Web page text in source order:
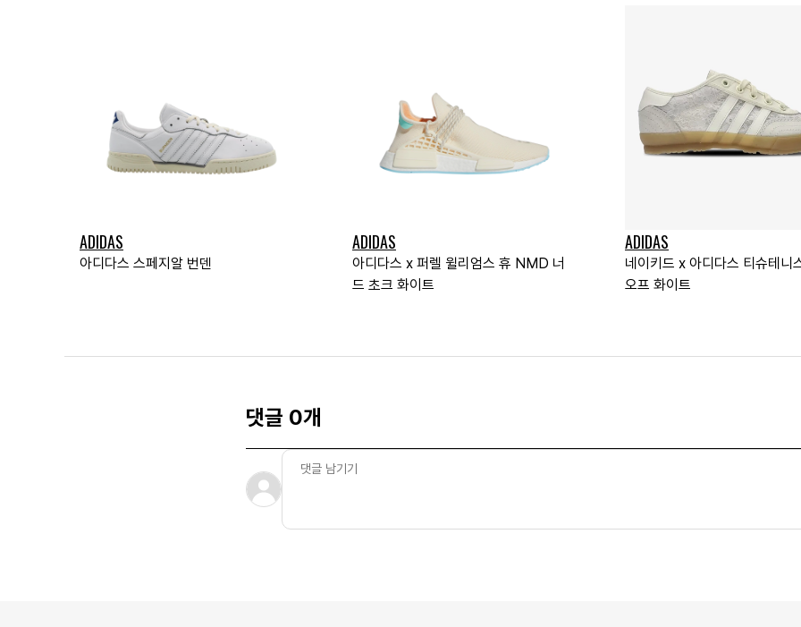
ADIDAS
아디다스 스페지알 번덴
ADIDAS
아디다스 x 퍼렐 윌리엄스 휴 NMD 너
드 초크 화이트
ADIDAS
네이키드 x 아디다스 티슈테니
오프 화이트
댓글 0개